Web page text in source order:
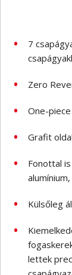
7
Zero
One-
Grafit
Fonottal
Külsőleg
lettek